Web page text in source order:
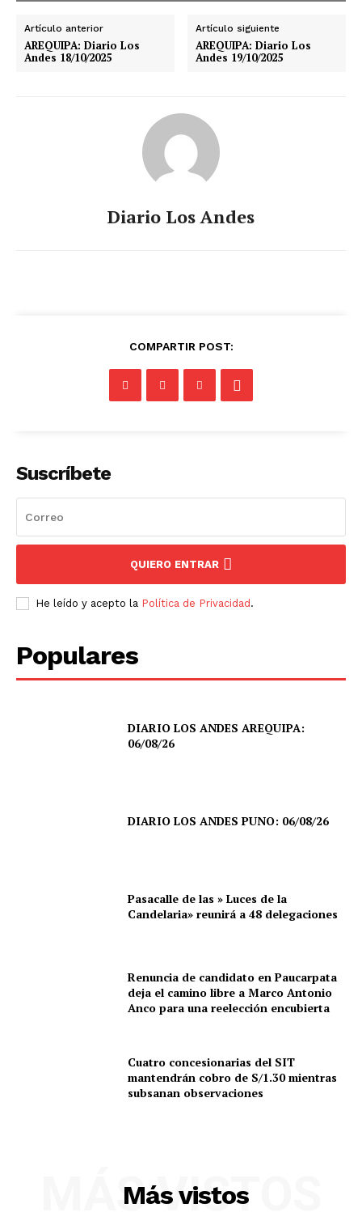
Artículo anterior
AREQUIPA: Diario Los
Andes 18/10/2025
Artículo siguiente
AREQUIPA: Diario Los
Andes 19/10/2025
Diario Los Andes
COMPARTIR POST:
Suscríbete
QUIERO ENTRAR
He leído y acepto la Política de Privacidad .
Populares
DIARIO LOS ANDES AREQUIPA:
06/08/26
DIARIO LOS ANDES PUNO: 06/08/26
Pasacalle de las » Luces de la
Candelaria» reunirá a 48 delegaciones
Renuncia de candidato en Paucarpata
deja el camino libre a Marco Antonio
Anco para una reelección encubierta
Cuatro concesionarias del SIT
mantendrán cobro de S/1.30 mientras
subsanan observaciones
Más vistos
MÁS VISTOS